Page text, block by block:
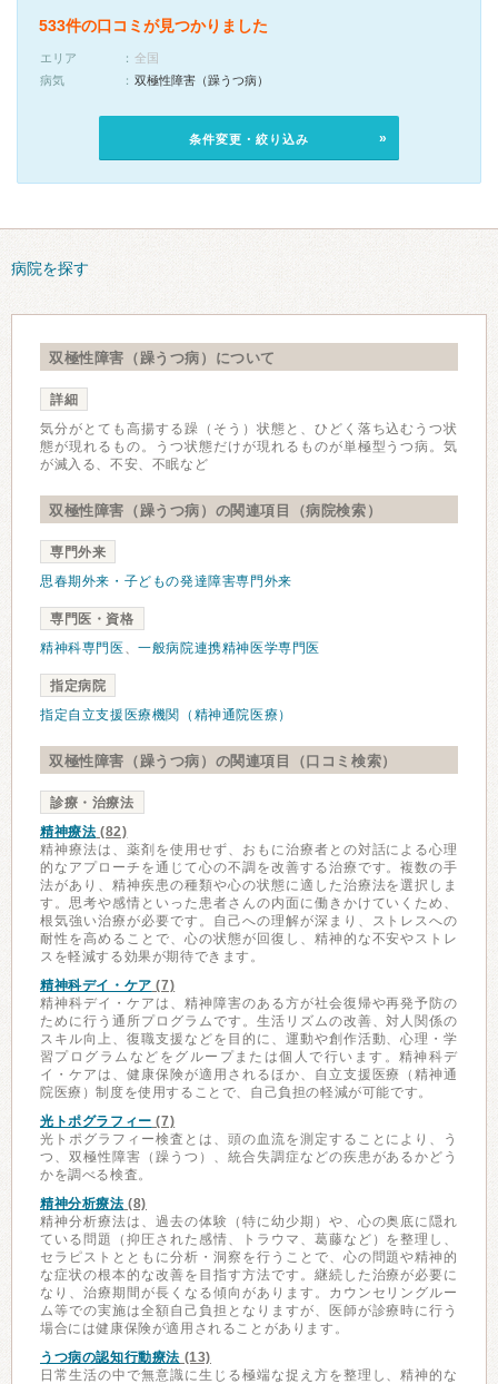
533件の口コミが見つかりました
エリア
全国
病気
双極性障害（躁うつ病）
条件変更・絞り込み
病院を探す
双極性障害（躁うつ病）について
詳細
気分がとても高揚する躁（そう）状態と、ひどく落ち込むうつ状
態が現れるもの。うつ状態だけが現れるものが単極型うつ病。気
が滅入る、不安、不眠など
双極性障害（躁うつ病）の関連項目（病院検索）
専門外来
思春期外来・子どもの発達障害専門外来
専門医・資格
精神科専門医 、一般病院連携精神医学専門医
指定病院
指定自立支援医療機関（精神通院医療）
双極性障害（躁うつ病）の関連項目（口コミ検索）
診療・治療法
精神療法 (82)
精神療法は、薬剤を使用せず、おもに治療者との対話による心理
的なアプローチを通じて心の不調を改善する治療です。複数の手
法があり、精神疾患の種類や心の状態に適した治療法を選択しま
す。思考や感情といった患者さんの内面に働きかけていくため、
根気強い治療が必要です。自己への理解が深まり、ストレスへの
耐性を高めることで、心の状態が回復し、精神的な不安やストレ
スを軽減する効果が期待できます。
精神科デイ・ケア (7)
精神科デイ・ケアは、精神障害のある方が社会復帰や再発予防の
ために行う通所プログラムです。生活リズムの改善、対人関係の
スキル向上、復職支援などを目的に、運動や創作活動、心理・学
習プログラムなどをグループまたは個人で行います。精神科デ
イ・ケアは、健康保険が適用されるほか、自立支援医療（精神通
院医療）制度を使用することで、自己負担の軽減が可能です。
光トポグラフィー (7)
光トポグラフィー検査とは、頭の血流を測定することにより、う
つ、双極性障害（躁うつ）、統合失調症などの疾患があるかどう
かを調べる検査。
精神分析療法 (8)
精神分析療法は、過去の体験（特に幼少期）や、心の奥底に隠れ
ている問題（抑圧された感情、トラウマ、葛藤など）を整理し、
セラピストとともに分析・洞察を行うことで、心の問題や精神的
な症状の根本的な改善を目指す方法です。継続した治療が必要に
なり、治療期間が長くなる傾向があります。カウンセリングルー
ム等での実施は全額自己負担となりますが、医師が診療時に行う
場合には健康保険が適用されることがあります。
うつ病の認知行動療法 (13)
日常生活の中で無意識に生じる極端な捉え方を整理し、精神的な